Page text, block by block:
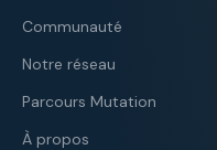
Communauté
Notre réseau
Parcours Mutation
À propos